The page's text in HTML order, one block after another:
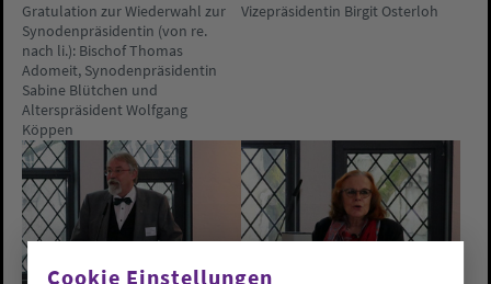
Gratulation zur Wiederwahl zur
Synodenpräsidentin (von re.
nach li.): Bischof Thomas
Adomeit, Synodenpräsidentin
Sabine Blütchen und
Alterspräsident Wolfgang
Köppen
Vizepräsidentin Birgit Osterloh
Cookie Einstellungen